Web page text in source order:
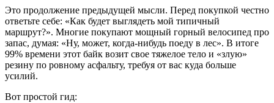
Это продолжение предыдущей мысли. Перед покупкой честно
ответьте себе: «Как будет выглядеть мой типичный
маршрут?». Многие покупают мощный горный велосипед про
запас, думая: «Ну, может, когда-нибудь поеду в лес». В итоге
99% времени этот байк возит свое тяжелое тело и «злую»
резину по ровному асфальту, требуя от вас куда больше
усилий.
Вот простой гид: